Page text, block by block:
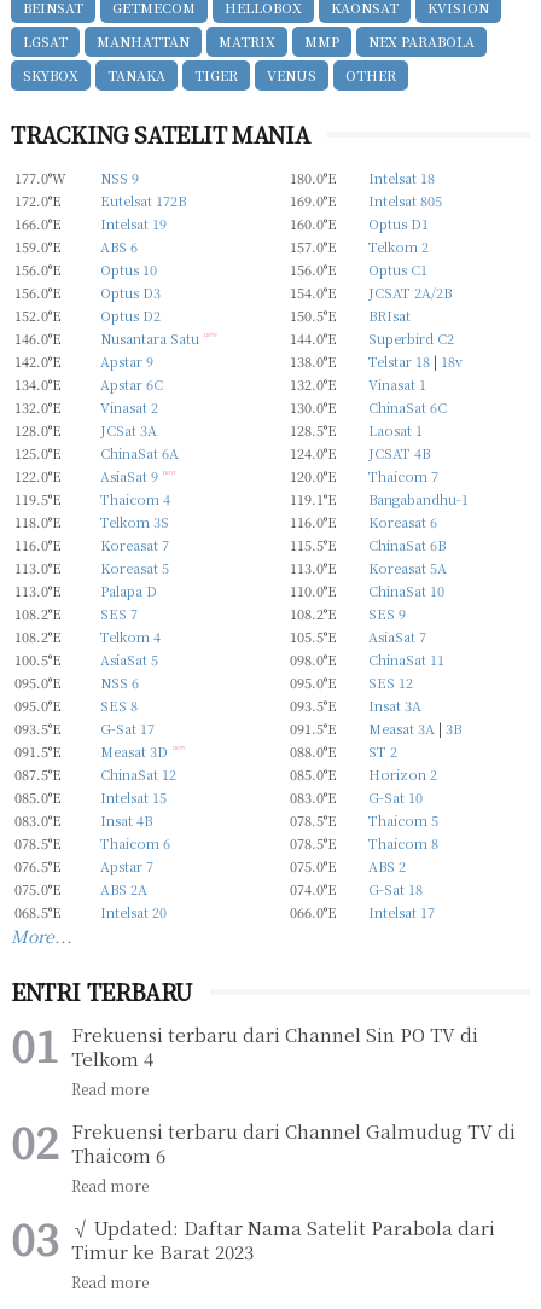
BEINSAT GETMECOM HELLOBOX KAONSAT
KVISION
LGSAT
MANHATTAN MATRIX MMP
NEX PARABOLA
SKYBOX
TANAKA TIGER VENUS OTHER
TRACKING SATELIT MANIA
177.0°W NSS 9 180.0°E
Intelsat 18
172.0°E
Eutelsat 172B 169.0°E
Intelsat 805
166.0°E
Intelsat 19 160.0°E
Optus D1
159.0°E
ABS 6 157.0°E
Telkom 2
156.0°E
Optus 10 156.0°E
Optus C1
156.0°E
Optus D3 154.0°E
JCSAT 2A/2B
152.0°E
Optus D2 150.5°E
BRIsat
146.0°E
Nusantara Satu new 144.0°E
Superbird C2
142.0°E
Apstar 9 138.0°E Telstar 18| 18v
134.0°E
Apstar 6C 132.0°E
Vinasat 1
132.0°E
Vinasat 2 130.0°E
ChinaSat 6C
128.0°E
JCSat 3A 128.5°E
Laosat 1
125.0°E
ChinaSat 6A 124.0°E
JCSAT 4B
122.0°E
AsiaSat 9 new 120.0°E
Thaicom 7
119.5°E
Thaicom 4 119.1°E
Bangabandhu-1
118.0°E
Telkom 3S 116.0°E
Koreasat 6
116.0°E
Koreasat 7 115.5°E
ChinaSat 6B
113.0°E
Koreasat 5 113.0°E
Koreasat 5A
113.0°E
Palapa D 110.0°E
ChinaSat 10
108.2°E
SES 7 108.2°E
SES 9
108.2°E
Telkom 4 105.5°E
AsiaSat 7
100.5°E
AsiaSat 5 098.0°E
ChinaSat 11
095.0°E
NSS 6 095.0°E
SES 12
095.0°E
SES 8 093.5°E
Insat 3A
093.5°E
G-Sat 17 091.5°E Measat 3A | 3B
091.5°E
Measat 3D new 088.0°E
ST 2
087.5°E
ChinaSat 12 085.0°E
Horizon 2
085.0°E
Intelsat 15 083.0°E
G-Sat 10
083.0°E
Insat 4B 078.5°E
Thaicom 5
078.5°E
Thaicom 6 078.5°E
Thaicom 8
076.5°E
Apstar 7 075.0°E
ABS 2
075.0°E
ABS 2A 074.0°E
G-Sat 18
068.5°E
Intelsat 20 066.0°E Intelsat 17
More...
ENTRI TERBARU
Frekuensi terbaru dari Channel Sin PO TV di
Telkom 4
Frekuensi terbaru dari Channel Galmudug TV di
Thaicom 6
√ Updated: Daftar Nama Satelit Parabola dari
Timur ke Barat 2023